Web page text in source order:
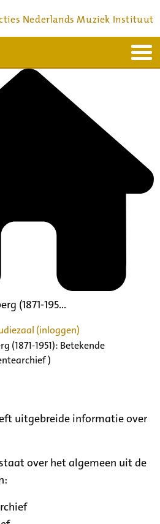
Nederlands Muziek Instituut
(1871-195...
(inloggen)
(1871-1951): Betekende
)
uitgebreide informatie over
over het algemeen uit de